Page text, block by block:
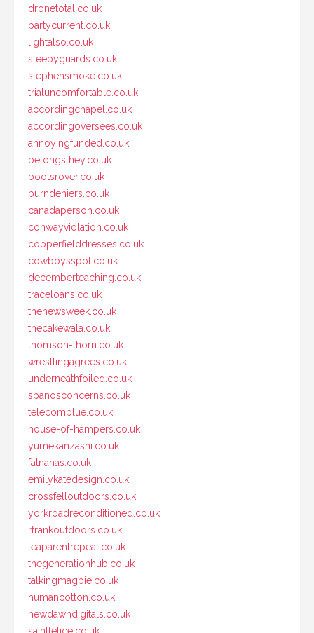
dronetotal.co.uk
partycurrent.co.uk
lightalso.co.uk
sleepyguards.co.uk
stephensmoke.co.uk
trialuncomfortable.co.uk
accordingchapel.co.uk
accordingoversees.co.uk
annoyingfunded.co.uk
belongsthey.co.uk
bootsrover.co.uk
burndeniers.co.uk
canadaperson.co.uk
conwayviolation.co.uk
copperfielddresses.co.uk
cowboysspot.co.uk
decemberteaching.co.uk
traceloans.co.uk
thenewsweek.co.uk
thecakewala.co.uk
thomson-thorn.co.uk
wrestlingagrees.co.uk
underneathfoiled.co.uk
spanosconcerns.co.uk
telecomblue.co.uk
house-of-hampers.co.uk
yumekanzashi.co.uk
fatnanas.co.uk
emilykatedesign.co.uk
crossfelloutdoors.co.uk
yorkroadreconditioned.co.uk
rfrankoutdoors.co.uk
teaparentrepeat.co.uk
thegenerationhub.co.uk
talkingmagpie.co.uk
humancotton.co.uk
newdawndigitals.co.uk
saintfelice.co.uk